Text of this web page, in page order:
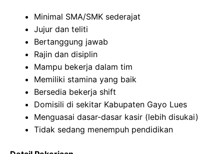
Minimal SMA/SMK sederajat
Jujur dan teliti
Bertanggung jawab
Rajin dan disiplin
Mampu bekerja dalam tim
Memiliki stamina yang baik
Bersedia bekerja shift
Domisili di sekitar Kabupaten Gayo Lues
Menguasai dasar-dasar kasir (lebih disukai)
Tidak sedang menempuh pendidikan